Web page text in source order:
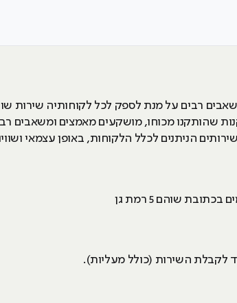
רבים על מנת לספק לכל לקוחותיה שירות
זכויות לאנשים עם מוגבלויות תשנ"ח-1998 ולתקנות שהותקנו מכוחו,
הניתנים לכלל הלקוחות, באופן עצמאי
שוהם 5 רמת גן
לקבלת השירות (כולל מעליות).